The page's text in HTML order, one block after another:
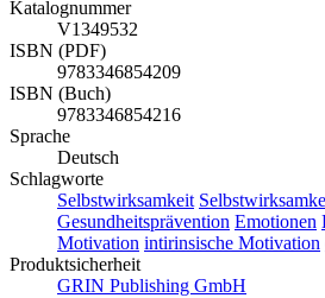
Katalognummer
V1349532
ISBN (PDF)
9783346854209
ISBN (Buch)
9783346854216
Sprache
Deutsch
Schlagworte
Selbstwirksamkeit
Gesundheitsprävention Emotionen
Motivation intirinsische Motivation
Produktsicherheit
GRIN Publishing GmbH